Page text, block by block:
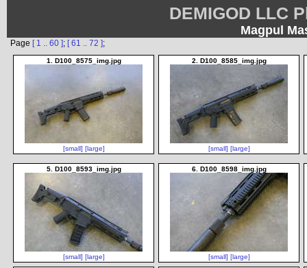
DEMIGOD LLC
Magpul
Page [ 1 .. 60 ]; [ 61 .. 72 ];
1. D100_8575_img.jpg
[small] [large]
2. D100_8585_img.jpg
[small] [large]
5. D100_8593_img.jpg
[small] [large]
6. D100_8598_img.jpg
[small] [large]